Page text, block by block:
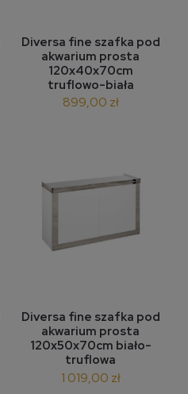
Diversa fine szafka pod
akwarium prosta
120x40x70cm
truflowo-biała
899,00 zł
Diversa fine szafka pod
akwarium prosta
120x50x70cm biało-
truflowa
1 019,00 zł